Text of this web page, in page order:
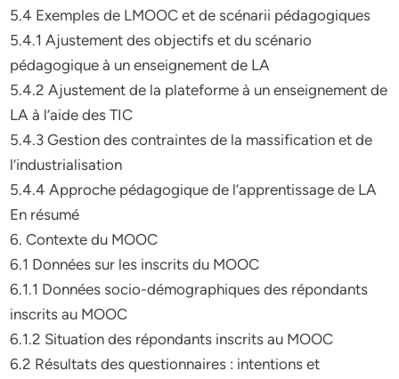
5.4 Exemples de LMOOC et de scénarii pédagogiques
5.4.1 Ajustement des objectifs et du scénario
pédagogique à un enseignement de LA
5.4.2 Ajustement de la plateforme à un enseignement de
LA à l’aide des TIC
5.4.3 Gestion des contraintes de la massification et de
l’industrialisation
5.4.4 Approche pédagogique de l’apprentissage de LA
En résumé
6. Contexte du MOOC
6.1 Données sur les inscrits du MOOC
6.1.1 Données socio-démographiques des répondants
inscrits au MOOC
6.1.2 Situation des répondants inscrits au MOOC
6.2 Résultats des questionnaires : intentions et